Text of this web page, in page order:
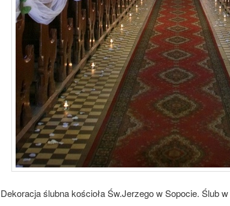
Dekoracja ślubna kościoła Św.Jerzego w Sopocie. Ślub